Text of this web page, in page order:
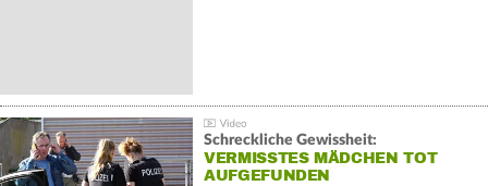
Schreckliche Gewissheit:
VERMISSTES MÄDCHEN TOT
AUFGEFUNDEN